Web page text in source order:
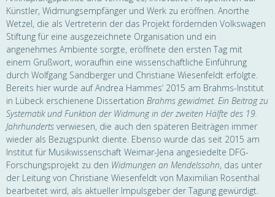
Künstler, Widmungsempfänger und Werk zu eröffnen. Anorthe
Wetzel, die als Vertreterin der das Projekt fördernden Volkswagen
Stiftung für eine ausgezeichnete Organisation und ein
angenehmes Ambiente sorgte, eröffnete den ersten Tag mit
einem Grußwort, woraufhin eine wissenschaftliche Einführung
durch Wolfgang Sandberger und Christiane Wiesenfeldt erfolgte.
Bereits hier wurde auf Andrea Hammesʼ 2015 am Brahms-Institut
in Lübeck erschienene Dissertation Brahms gewidmet. Ein Beitrag zu
Systematik und Funktion der Widmung in der zweiten Hälfte des 19.
Jahrhunderts verwiesen, die auch den späteren Beiträgen immer
wieder als Bezugspunkt diente. Ebenso wurde das seit 2015 am
Institut für Musikwissenschaft Weimar-Jena angesiedelte DFG-
Forschungsprojekt zu den Widmungen an Mendelssohn, das unter
der Leitung von Christiane Wiesenfeldt von Maximilian Rosenthal
bearbeitet wird, als aktueller Impulsgeber der Tagung gewürdigt.